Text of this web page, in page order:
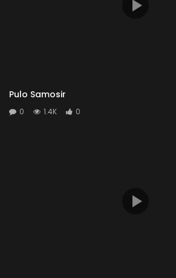
Pulo Samosir
0 1.4K 0